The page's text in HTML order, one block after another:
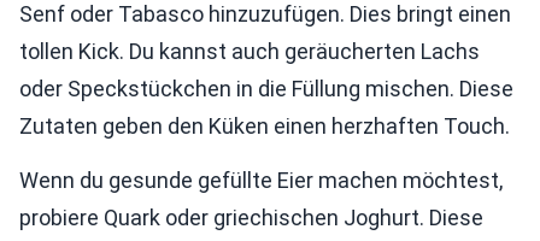
Senf oder Tabasco hinzuzufügen. Dies bringt einen
tollen Kick. Du kannst auch geräucherten Lachs
oder Speckstückchen in die Füllung mischen. Diese
Zutaten geben den Küken einen herzhaften Touch.
Wenn du gesunde gefüllte Eier machen möchtest,
probiere Quark oder griechischen Joghurt. Diese